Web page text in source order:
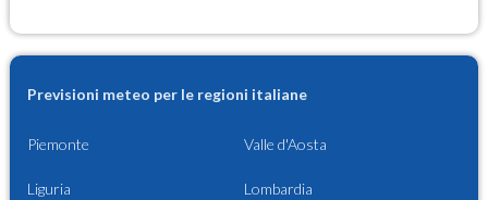
Previsioni meteo per le regioni italiane
Piemonte Valle d'Aosta
Liguria Lombardia